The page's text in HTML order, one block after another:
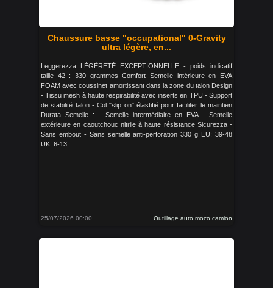
Chaussure basse "occupational" 0-Gravity
ultra légère, en...
Leggerezza LÉGÈRETÉ EXCEPTIONNELLE - poids indicatif
taille 42 : 330 grammes Comfort Semelle intérieure en EVA
FOAM avec coussinet amortissant dans la zone du talon Design
- Tissu mesh à haute respirabilité avec inserts en TPU - Support
de stabilité talon - Col "slip on" élastifié pour faciliter le maintien
Durata Semelle : - Semelle intermédiaire en EVA - Semelle
extérieure en caoutchouc nitrile à haute résistance Sicurezza -
Sans embout - Sans semelle anti-perforation 330 g EU: 39-48
UK: 6-13
25/07/2026 00:00 Outillage auto moco camion